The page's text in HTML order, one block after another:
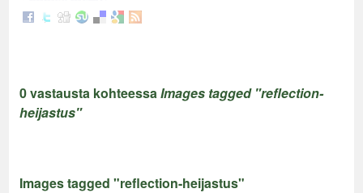
0 vastausta kohteessaImages tagged "reflection-
heijastus"
Images tagged "reflection-heijastus"